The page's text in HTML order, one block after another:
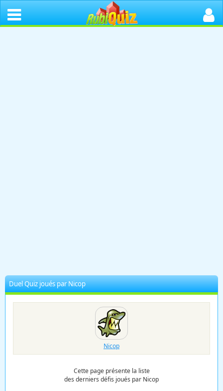
Duel Quiz joués par Nicop
Nicop
Cette page présente la liste
des derniers défis joués par Nicop